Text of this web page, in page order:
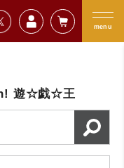
menu
通販
遊☆戯☆王